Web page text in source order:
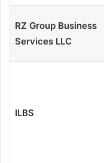
RZ Group Business
Services LLC
ILBS